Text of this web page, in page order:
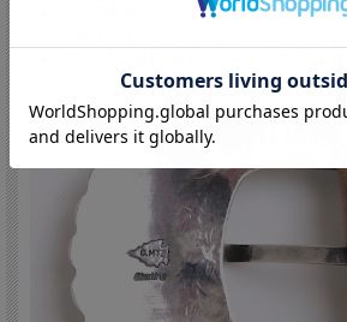
クモの巣状のいわゆるスパイダーウェブ
ハイグレードで非常に希少なターコイズ